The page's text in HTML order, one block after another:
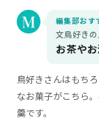
編集部おす
文鳥好き
お茶や
鳥好きさんはもち
なお菓子がこちら
羹です。